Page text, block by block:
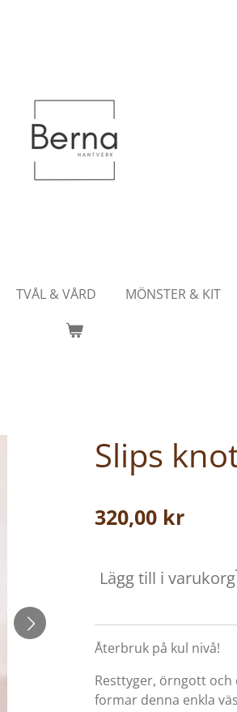
TVÅL & VÅRD MÖNSTER & KIT
Slips
320,00 kr
Lägg till i varukorg
Återbruk på kul nivå!
Resttyger, örngott och
formar denna enkla